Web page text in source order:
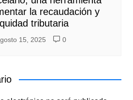
la recaudación y
tributaria
15, 2025 0